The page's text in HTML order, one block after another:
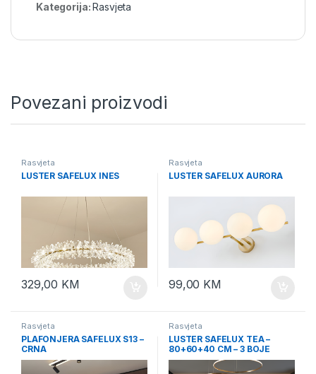
Kategorija:Rasvjeta
Povezani proizvodi
Rasvjeta
LUSTER SAFELUX INES
329,00 KM
Rasvjeta
LUSTER SAFELUX AURORA
99,00 KM
Rasvjeta
PLAFONJERA SAFELUX S13 –
CRNA
Rasvjeta
LUSTER SAFELUX TEA –
80+60+40 CM – 3 BOJE
OSVJETLJENJA